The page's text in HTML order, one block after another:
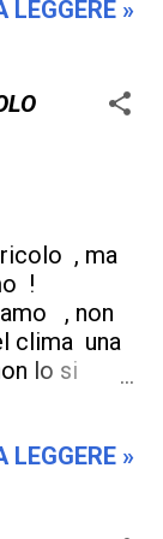
gli altri ,
" Lo Stato
lasciarli
, che
al loro
tanto da
Due euro
non
il
, ma
, se
non
LEGGERE »
, ma
!
, non
clima una
lo si
per
LEGGERE »